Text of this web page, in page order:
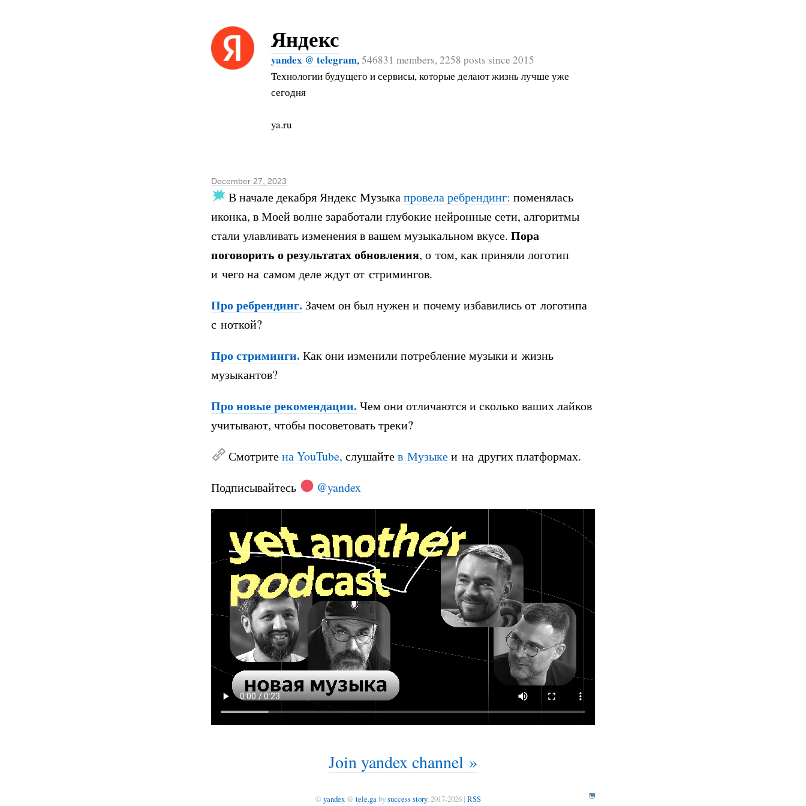
Яндекс
yandex @ telegram,546831 members, 2258 posts since 2015
Технологии будущего и сервисы, которые делают жизнь лучше уже
сегодня
ya.ru
December 27, 2023
В начале декабря Яндекс Музыкапровела ребрендинг: поменялась
иконка, в Моей волне заработали глубокие нейронные сети, алгоритмы
стали улавливать изменения в вашем музыкальном вкусе. Пора
поговорить о результатах обновления, о том, как приняли логотип
и чего на самом деле ждут от стримингов.
Про ребрендинг. Зачем он был нужен и почему избавились от логотипа
с ноткой?
Про стриминги. Как они изменили потребление музыки и жизнь
музыкантов?
Про новые рекомендации. Чем они отличаются и сколько ваших лайков
учитывают, чтобы посоветовать треки?
Смотритена YouTube, слушайтев Музыкеи на других платформах.
Подписывайтесь
@yandex
Join yandex channel »
©yandex@ tele.gabysuccess story, 2017-2026 | RSS